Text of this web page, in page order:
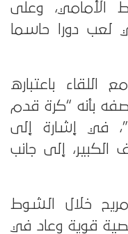
الأمامي، وعلى
لعب دورا حاسما
اللقاء باعتباره
بأنه “كرة قدم
في إشارة إلى
الكبير، إلى جانب
خلال الشوط
قوية وعاد في